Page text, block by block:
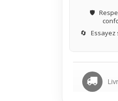
🛡️
🔄 Essayez